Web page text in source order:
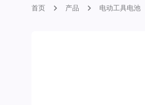
首页 产品 电动工具电池